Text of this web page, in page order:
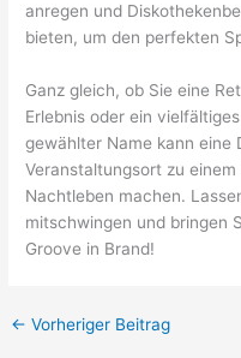
anregen und
bieten, um den perfekten
Ganz gleich, ob Sie eine
Erlebnis oder ein
gewählter Name kann eine
Veranstaltungsort zu
Nachtleben machen.
mitschwingen und bringen
Groove in Brand!
← Vorheriger Beitrag